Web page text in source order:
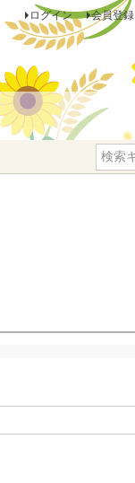
ログイン 会員登録